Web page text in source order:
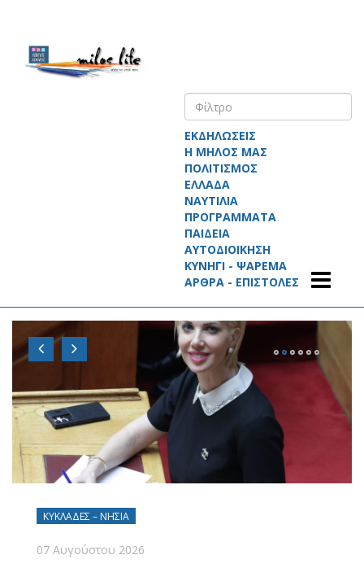
ΕΚΔΗΛΩΣΕΙΣ
Η ΜΗΛΟΣ ΜΑΣ
ΠΟΛΙΤΙΣΜΟΣ
ΕΛΛΑΔΑ
ΝΑΥΤΙΛΙΑ
ΠΡΟΓΡΑΜΜΑΤΑ
ΠΑΙΔΕΙΑ
ΑΥΤΟΔΙΟΙΚΗΣΗ
ΚΥΝΗΓΙ - ΨΑΡΕΜΑ
ΑΡΘΡΑ - ΕΠΙΣΤΟΛΕΣ
ΚΥΚΛΆΔΕΣ – ΝΗΣΙΆ
07 Αυγούστου 2026